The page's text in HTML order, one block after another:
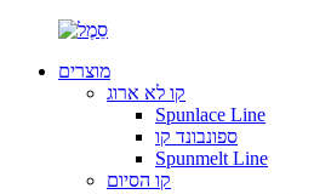
מוצרים
קו לא ארוג
Spunlace Line
ספונבונד קו
Spunmelt Line
קו הסיום